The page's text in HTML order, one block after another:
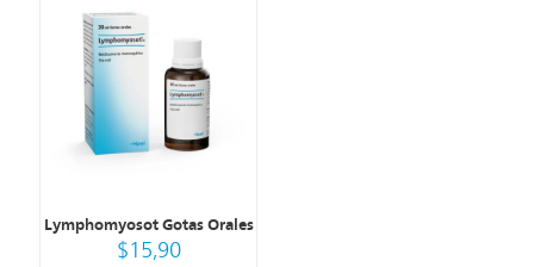
Lymphomyosot Gotas Orales
$15,90